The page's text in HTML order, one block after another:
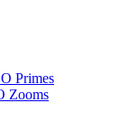
Primes
Zooms